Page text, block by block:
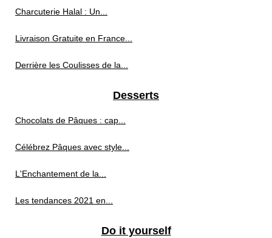
Charcuterie Halal : Un...
Livraison Gratuite en France...
Derrière les Coulisses de la...
Desserts
Chocolats de Pâques : cap...
Célébrez Pâques avec style...
L'Enchantement de la...
Les tendances 2021 en...
Do it yourself